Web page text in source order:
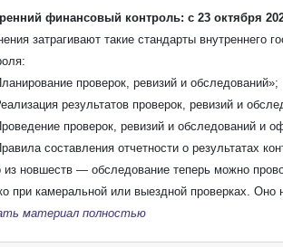
финансовый контроль: с 23 октября
затрагивают такие стандарты внутреннего
проверок, ревизий и обследований»;
результатов проверок, ревизий и
проверок, ревизий и обследований и
составления отчетности о результатах
новшеств — обследование теперь можно
при камеральной или выездной проверках.
материал полностью